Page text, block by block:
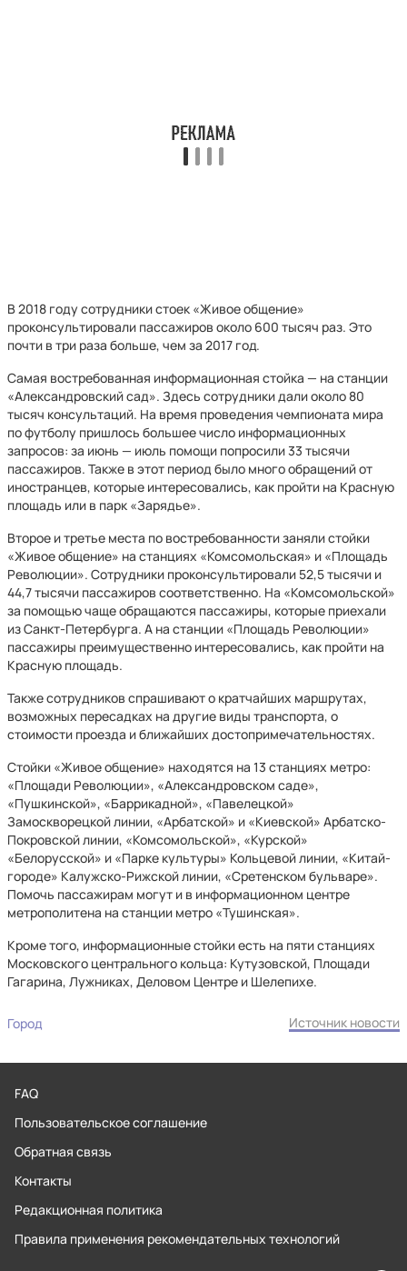
В 2018 году сотрудники стоек «Живое общение»
проконсультировали пассажиров около 600 тысяч раз. Это
почти в три раза больше, чем за 2017 год.
Самая востребованная информационная стойка — на станции
«Александровский сад». Здесь сотрудники дали около 80
тысяч консультаций. На время проведения чемпионата мира
по футболу пришлось большее число информационных
запросов: за июнь — июль помощи попросили 33 тысячи
пассажиров. Также в этот период было много обращений от
иностранцев, которые интересовались, как пройти на Красную
площадь или в парк «Зарядье».
Второе и третье места по востребованности заняли стойки
«Живое общение» на станциях «Комсомольская» и «Площадь
Революции». Сотрудники проконсультировали 52,5 тысячи и
44,7 тысячи пассажиров соответственно. На «Комсомольской»
за помощью чаще обращаются пассажиры, которые приехали
из Санкт-Петербурга. А на станции «Площадь Революции»
пассажиры преимущественно интересовались, как пройти на
Красную площадь.
Также сотрудников спрашивают о кратчайших маршрутах,
возможных пересадках на другие виды транспорта, о
стоимости проезда и ближайших достопримечательностях.
Стойки «Живое общение» находятся на 13 станциях метро:
«Площади Революции», «Александровском саде»,
«Пушкинской», «Баррикадной», «Павелецкой»
Замоскворецкой линии, «Арбатской» и «Киевской» Арбатско-
Покровской линии, «Комсомольской», «Курской»
«Белорусской» и «Парке культуры» Кольцевой линии, «Китай-
городе» Калужско-Рижской линии, «Сретенском бульваре».
Помочь пассажирам могут и в информационном центре
метрополитена на станции метро «Тушинская».
Кроме того, информационные стойки есть на пяти станциях
Московского центрального кольца: Кутузовской, Площади
Гагарина, Лужниках, Деловом Центре и Шелепихе.
Город Источник новости
FAQ
Пользовательское соглашение
Обратная связь
Контакты
Редакционная политика
Правила применения рекомендательных технологий